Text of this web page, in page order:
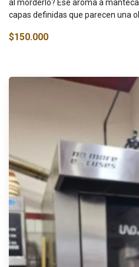
al morderlo? Ese aroma a
capas definidas que parecen una
$150.000